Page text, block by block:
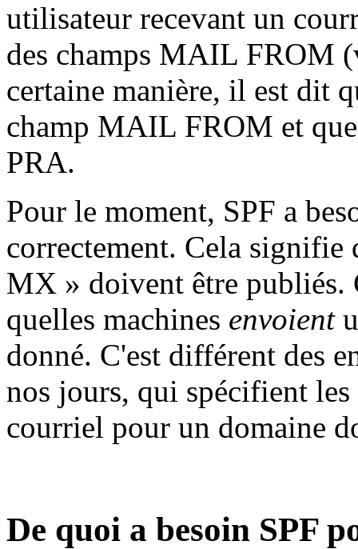
utilisateur recevant un
des champs MAIL FROM
certaine manière, il est dit
champ MAIL FROM et
PRA.
Pour le moment, SPF a
correctement. Cela signifie
MX » doivent être publiés.
quelles machines envoient
donné. C'est différent des
nos jours, qui spécifient
courriel pour un domaine
De quoi a besoin SPF